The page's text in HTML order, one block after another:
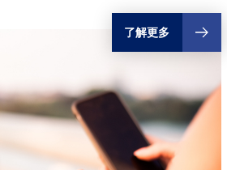
了解更多